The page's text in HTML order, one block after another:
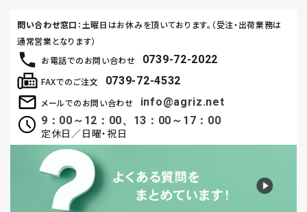
お電話でのお問い合わせ 0739-72-2022
メールでのお問い合わせ
info@agriz.net
9：00～12：00、13：00～17：00
定休日／日曜・祝日
FAXでのご注文 0739-72-4532
問い合わせ窓口 ：土曜日はお休みを頂いております。（受注・出荷業務は
通常営業となります）